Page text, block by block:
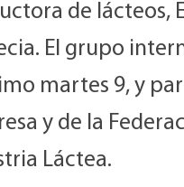
de lácteos,
El grupo
martes 9, y
y de la
Láctea.